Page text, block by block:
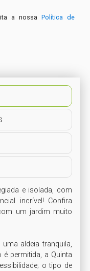
a nossaPolítica de
e isolada, com
incrível! Confira
um jardim muito
aldeia tranquila,
permitida, a Quinta
o tipo de